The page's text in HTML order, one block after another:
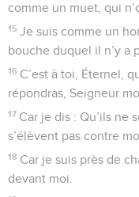
comme un muet, qui
15 Je suis comme un
bouche duquel il n’y a
16 C’est à toi, Éternel,
répondras, Seigneur
17 Car je dis : Qu’ils ne
s’élèvent pas contre
18 Car je suis près de
devant moi.